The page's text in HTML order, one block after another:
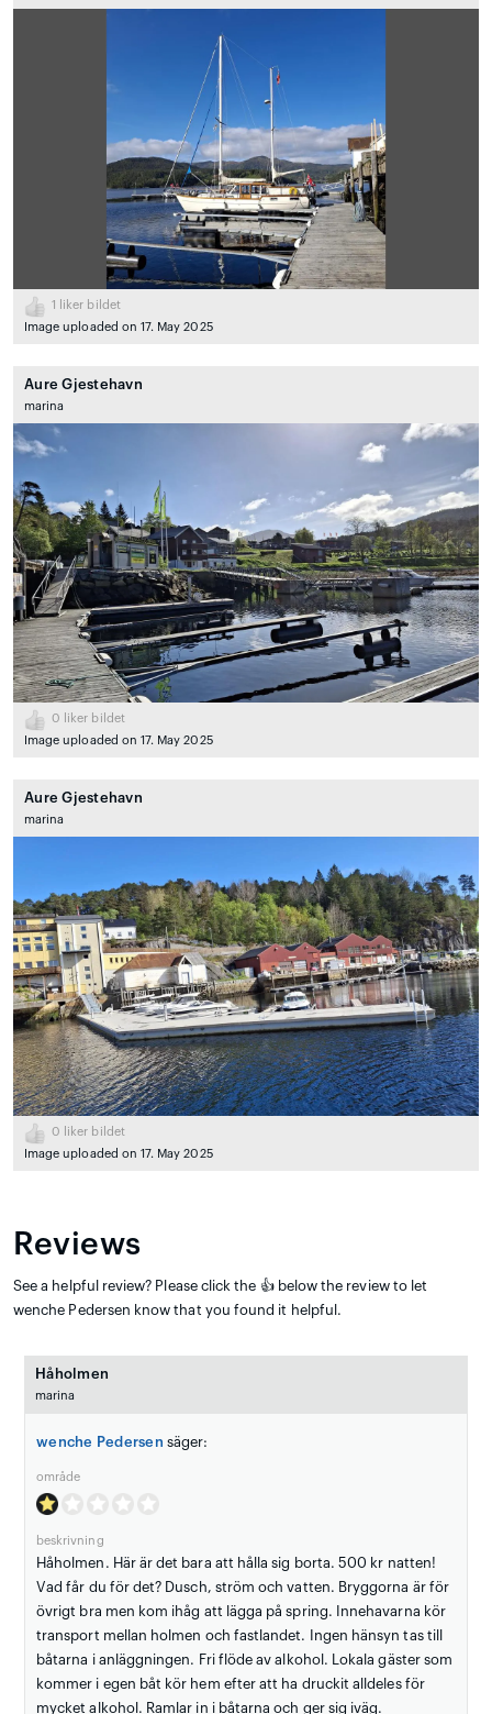
1
liker bildet
Image uploaded on 17. May 2025
Aure Gjestehavn
marina
0 liker bildet
Image uploaded on 17. May 2025
Aure Gjestehavn
marina
0 liker bildet
Image uploaded on 17. May 2025
Reviews
See a helpful review? Please click the 👍 below the review to let
wenche Pedersen know that you found it helpful.
Håholmen
marina
wenche Pedersen säger:
område
beskrivning
Håholmen. Här är det bara att hålla sig borta. 500 kr natten!
Vad får du för det? Dusch, ström och vatten. Bryggorna är för
övrigt bra men kom ihåg att lägga på spring. Innehavarna kör
transport mellan holmen och fastlandet. Ingen hänsyn tas till
båtarna i anläggningen. Fri flöde av alkohol. Lokala gäster som
kommer i egen båt kör hem efter att ha druckit alldeles för
mycket alkohol. Ramlar in i båtarna och ger sig iväg.